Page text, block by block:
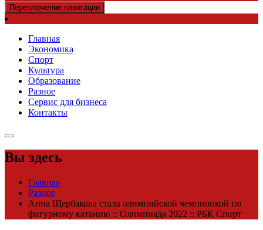
Переключение навигации
Главная
Экономика
Спорт
Культура
Образование
Разное
Сервис для бизнеса
Контакты
Вы здесь
Главная
Разное
Анна Щербакова стала олимпийской чемпионкой по
фигурному катанию :: Олимпиада 2022 :: РБК Спорт